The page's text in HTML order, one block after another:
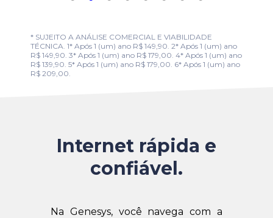
* SUJEITO A ANÁLISE COMERCIAL E VIABILIDADE
TÉCNICA. 1* Após 1 (um) ano R$ 149,90. 2* Após 1 (um) ano
R$ 149,90. 3* Após 1 (um) ano R$ 179,00. 4* Após 1 (um) ano
R$ 139,90. 5* Após 1 (um) ano R$ 179,00. 6* Após 1 (um) ano
R$ 209,00.
Internet rápida e
confiável.
Na Genesys, você navega com a